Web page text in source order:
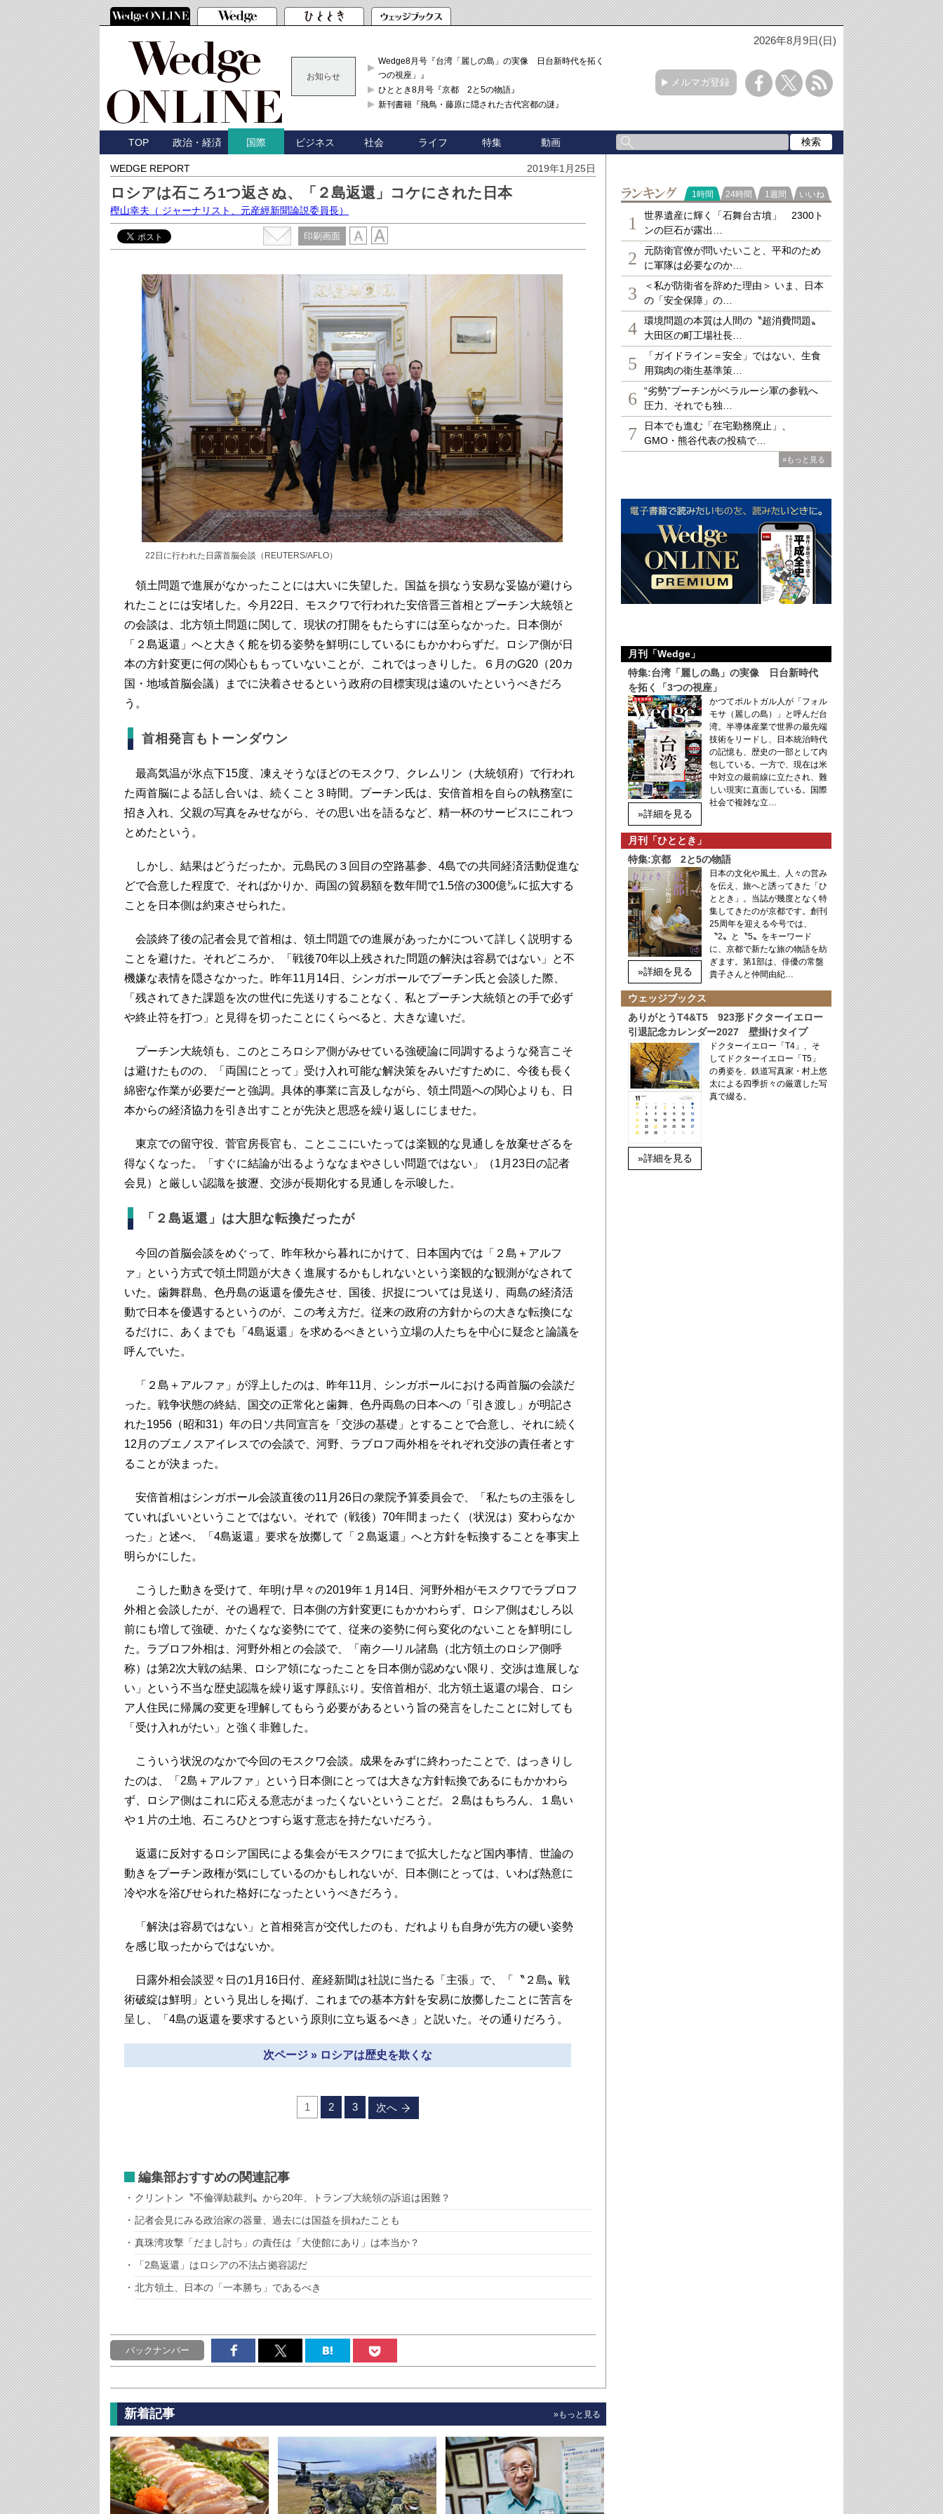
2026年8月9日(日)
お知らせ
Wedge8月号『台湾「麗しの島」の実像 日台新時代を拓く「3
つの視座」』
ひととき8月号『京都 2と5の物語』
新刊書籍『飛鳥・藤原に隠された古代宮都の謎』
メルマガ登録
TOP 政治・経済 国際 ビジネス 社会 ライフ 特集 動画
WEDGE REPORT 2019年1月25日
ロシアは石ころ1つ返さぬ、「２島返還」コケにされた日本
樫山幸夫 （ ジャーナリスト、元産經新聞論説委員長）
印刷画面
22日に行われた日露首脳会談（REUTERS/AFLO）
領土問題で進展がなかったことには大いに失望した。国益を損なう安易な妥協が避けら
れたことには安堵した。今月22日、モスクワで行われた安倍晋三首相とプーチン大統領と
の会談は、北方領土問題に関して、現状の打開をもたらすには至らなかった。日本側が
「２島返還」へと大きく舵を切る姿勢を鮮明にしているにもかかわらずだ。ロシア側が日
本の方針変更に何の関心ももっていないことが、これではっきりした。６月のG20（20カ
国・地域首脳会議）までに決着させるという政府の目標実現は遠のいたというべきだろ
う。
首相発言もトーンダウン
最高気温が氷点下15度、凍えそうなほどのモスクワ、クレムリン（大統領府）で行われ
た両首脳による話し合いは、続くこと３時間。プーチン氏は、安倍首相を自らの執務室に
招き入れ、父親の写真をみせながら、その思い出を語るなど、精一杯のサービスにこれつ
とめたという。
しかし、結果はどうだったか。元島民の３回目の空路墓参、4島での共同経済活動促進な
どで合意した程度で、そればかりか、両国の貿易額を数年間で1.5倍の300億㌦に拡大する
ことを日本側は約束させられた。
会談終了後の記者会見で首相は、領土問題での進展があったかについて詳しく説明する
ことを避けた。それどころか、「戦後70年以上残された問題の解決は容易ではない」と不
機嫌な表情を隠さなかった。昨年11月14日、シンガポールでプーチン氏と会談した際、
「残されてきた課題を次の世代に先送りすることなく、私とプーチン大統領との手で必ず
や終止符を打つ」と見得を切ったことにくらべると、大きな違いだ。
プーチン大統領も、このところロシア側がみせている強硬論に同調するような発言こそ
は避けたものの、「両国にとって」受け入れ可能な解決策をみいだすために、今後も長く
綿密な作業が必要だーと強調。具体的事業に言及しながら、領土問題への関心よりも、日
本からの経済協力を引き出すことが先決と思惑を繰り返しにじませた。
東京での留守役、菅官房長官も、ことここにいたっては楽観的な見通しを放棄せざるを
得なくなった。「すぐに結論が出るようななまやさしい問題ではない」（1月23日の記者
会見）と厳しい認識を披瀝、交渉が長期化する見通しを示唆した。
「２島返還」は大胆な転換だったが
今回の首脳会談をめぐって、昨年秋から暮れにかけて、日本国内では「２島＋アルフ
ァ」という方式で領土問題が大きく進展するかもしれないという楽観的な観測がなされて
いた。歯舞群島、色丹島の返還を優先させ、国後、択捉については見送り、両島の経済活
動で日本を優遇するというのが、この考え方だ。従来の政府の方針からの大きな転換にな
るだけに、あくまでも「4島返還」を求めるべきという立場の人たちを中心に疑念と論議を
呼んでいた。
「２島＋アルファ」が浮上したのは、昨年11月、シンガポールにおける両首脳の会談だ
った。戦争状態の終結、国交の正常化と歯舞、色丹両島の日本への「引き渡し」が明記さ
れた1956（昭和31）年の日ソ共同宣言を「交渉の基礎」とすることで合意し、それに続く
12月のブエノスアイレスでの会談で、河野、ラブロフ両外相をそれぞれ交渉の責任者とす
ることが決まった。
安倍首相はシンガポール会談直後の11月26日の衆院予算委員会で、「私たちの主張をし
ていればいいということではない。それで（戦後）70年間まったく（状況は）変わらなか
った」と述べ、「4島返還」要求を放擲して「２島返還」へと方針を転換することを事実上
明らかにした。
こうした動きを受けて、年明け早々の2019年１月14日、河野外相がモスクワでラブロフ
外相と会談したが、その過程で、日本側の方針変更にもかかわらず、ロシア側はむしろ以
前にも増して強硬、かたくなな姿勢にでて、従来の姿勢に何ら変化のないことを鮮明にし
た。ラブロフ外相は、河野外相との会談で、「南ク―リル諸島（北方領土のロシア側呼
称）は第2次大戦の結果、ロシア領になったことを日本側が認めない限り、交渉は進展しな
い」という不当な歴史認識を繰り返す厚顔ぶり。安倍首相が、北方領土返還の場合、ロシ
ア人住民に帰属の変更を理解してもらう必要があるという旨の発言をしたことに対しても
「受け入れがたい」と強く非難した。
こういう状況のなかで今回のモスクワ会談。成果をみずに終わったことで、はっきりし
たのは、「2島＋アルファ」という日本側にとっては大きな方針転換であるにもかかわら
ず、ロシア側はこれに応える意志がまったくないということだ。２島はもちろん、１島い
や１片の土地、石ころひとつすら返す意志を持たないだろう。
返還に反対するロシア国民による集会がモスクワにまで拡大したなど国内事情、世論の
動きをプーチン政権が気にしているのかもしれないが、日本側にとっては、いわば熱意に
冷や水を浴びせられた格好になったというべきだろう。
「解決は容易ではない」と首相発言が交代したのも、だれよりも自身が先方の硬い姿勢
を感じ取ったからではないか。
日露外相会談翌々日の1月16日付、産経新聞は社説に当たる「主張」で、「〝２島〟戦
術破綻は鮮明」という見出しを掲げ、これまでの基本方針を安易に放擲したことに苦言を
呈し、「4島の返還を要求するという原則に立ち返るべき」と説いた。その通りだろう。
次ページ » ロシアは歴史を欺くな
1 2 3 次へ
編集部おすすめの関連記事
クリントン〝不倫弾劾裁判〟から20年、トランプ大統領の訴追は困難？
記者会見にみる政治家の器量、過去には国益を損ねたことも
真珠湾攻撃「だまし討ち」の責任は「大使館にあり」は本当か？
「2島返還」はロシアの不法占拠容認だ
北方領土、日本の「一本勝ち」であるべき
バックナンバー
新着記事 »もっと見る
ランキング
1時間 24時間 1週間 いいね
1
世界遺産に輝く「石舞台古墳」 2300ト
ンの巨石が露出…
2
元防衛官僚が問いたいこと、平和のため
に軍隊は必要なのか…
3
＜私が防衛省を辞めた理由＞ いま、日本
の「安全保障」の…
4
環境問題の本質は人間の〝超消費問題〟
大田区の町工場社長…
5
「ガイドライン＝安全」ではない、生食
用鶏肉の衛生基準策…
6
“劣勢”プーチンがベラルーシ軍の参戦へ
圧力、それでも独…
7
日本でも進む「在宅勤務廃止」、
GMO・熊谷代表の投稿で…
»もっと見る
月刊「Wedge」
特集:台湾「麗しの島」の実像 日台新時代
を拓く「3つの視座」
»詳細を見る
かつてポルトガル人が「フォル
モサ（麗しの島）」と呼んだ台
湾。半導体産業で世界の最先端
技術をリードし、日本統治時代
の記憶も、歴史の一部として内
包している。一方で、現在は米
中対立の最前線に立たされ、難
しい現実に直面している。国際
社会で複雑な立…
月刊「ひととき」
特集:京都 2と5の物語
»詳細を見る
日本の文化や風土、人々の営み
を伝え、旅へと誘ってきた「ひ
ととき」。当誌が幾度となく特
集してきたのが京都です。創刊
25周年を迎える今号では、
〝2〟と〝5〟をキーワード
に、京都で新たな旅の物語を紡
ぎます。第1部は、俳優の常盤
貴子さんと仲間由紀…
ウェッジブックス
ありがとうT4&T5 923形ドクターイエロー
引退記念カレンダー2027 壁掛けタイプ
»詳細を見る
ドクターイエロー「T4」、そ
してドクターイエロー「T5」
の勇姿を、鉄道写真家・村上悠
太による四季折々の厳選した写
真で綴る。